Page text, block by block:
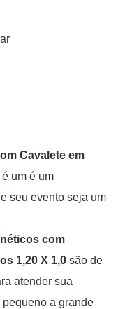
Cavalete em
é um é um
seu evento seja um
com
1,20 X 1,0 são de
atender sua
a grande